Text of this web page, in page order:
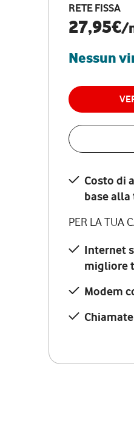
RETE FISSA
27,95€/
Nessun
Costo di
base
PER LA TUA
Internet
migliore
Modem